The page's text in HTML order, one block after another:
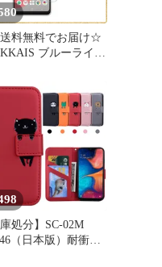
料無料でお届け☆
ブルーライト
A23 SCG18 SC 56C
A22 5G SC 56B /
A21 SC 42A SCV49
A20 SC
庫処分】SC-02M
（日本版）耐衝撃